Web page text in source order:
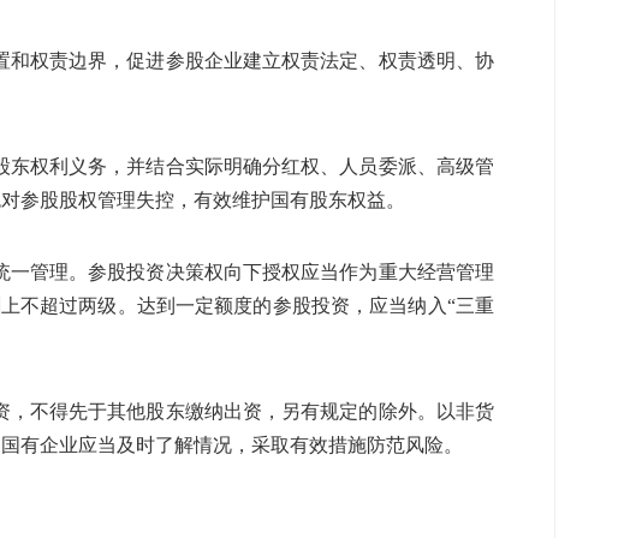
权责边界，促进参股企业建立权责法定、权责透明、协
权利义务，并结合实际明确分红权、人员委派、高级管
参股股权管理失控，有效维护国有股东权益。
管理。参股投资决策权向下授权应当作为重大经营管理
不超过两级。达到一定额度的参股投资，应当纳入“三重
不得先于其他股东缴纳出资，另有规定的除外。以非货
企业应当及时了解情况，采取有效措施防范风险。